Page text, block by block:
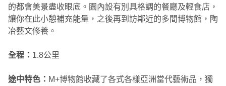
的都會美景盡收眼底。園內設有別具格調的餐廳及輕食店，
讓你在此小憩補充能量，之後再到訪鄰近的多間博物館，陶
冶藝文修養。
全程： 1.8公里
途中特色： M+博物館收藏了各式各樣亞洲當代藝術品，獨